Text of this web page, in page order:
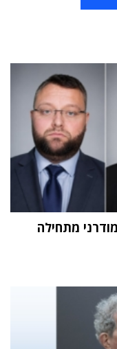
מתחילה